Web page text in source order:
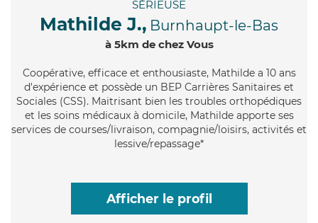
SÉRIEUSE
Mathilde J., Burnhaupt-le-Bas
à 5km de chez Vous
Coopérative, efficace et enthousiaste, Mathilde a 10 ans
d'expérience et possède un BEP Carrières Sanitaires et
Sociales (CSS). Maitrisant bien les troubles orthopédiques
et les soins médicaux à domicile, Mathilde apporte ses
services de courses/livraison, compagnie/loisirs, activités et
lessive/repassage*
Afficher le profil